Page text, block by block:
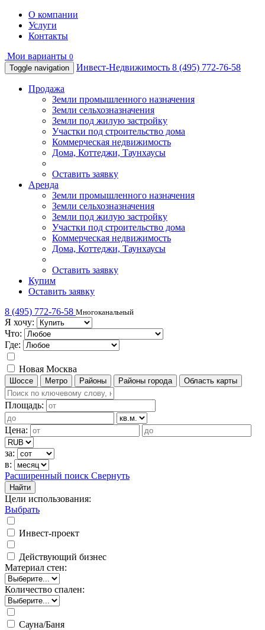
О компании
Услуги
Контакты
Мои варианты 0
Toggle navigation
Инвест-Недвижимость 8 (495) 772-76-58
Продажа
Земли промышленного назначения
Земли сельхозназначения
Земли под жилую застройку
Участки под строительство дома
Коммерческая недвижимость
Дома, Коттеджи, Таунхаусы
Оставить заявку
Аренда
Земли промышленного назначения
Земли сельхозназначения
Земли под жилую застройку
Участки под строительство дома
Коммерческая недвижимость
Дома, Коттеджи, Таунхаусы
Оставить заявку
Купим
Оставить заявку
8 (495) 772-76-58 Многоканальный
Я хочу:
Что:
Где:
Новая Москва
Шоссе Метро Районы Районы города Область карты
Площадь:
Цена:
за:
в:
Расширенный поиск Свернуть
Найти
Цели использования:
Выбрать
Инвест-проект
Действующий бизнес
Материал стен:
Количество спален:
Сауна/Баня